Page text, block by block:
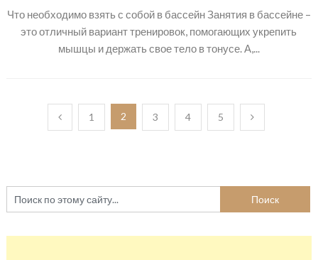
Что необходимо взять с собой в бассейн Занятия в бассейне –
это отличный вариант тренировок, помогающих укрепить
мышцы и держать свое тело в тонусе. А,...
Пагинация
1 2 3 4 5